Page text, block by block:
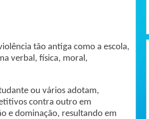
tão antiga como a escola,
verbal, física, moral,
ou vários adotam,
contra outro em
e dominação, resultando em